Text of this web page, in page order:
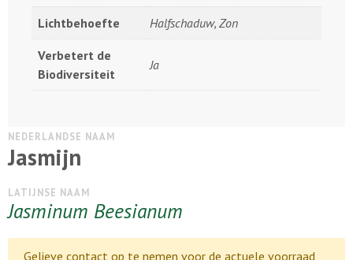
Lichtbehoefte Halfschaduw, Zon
Verbetert de
Biodiversiteit
Ja
NEDERLANDSE NAAM
Jasmijn
LATIJNSE NAAM
Jasminum Beesianum
Gelieve contact op te nemen voor de actuele voorraad